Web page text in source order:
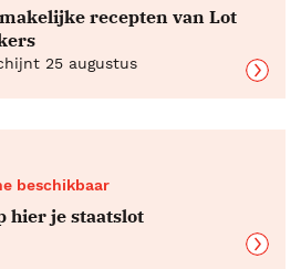
recepten van Lot
25 augustus
beschikbaar
hier je staatslot